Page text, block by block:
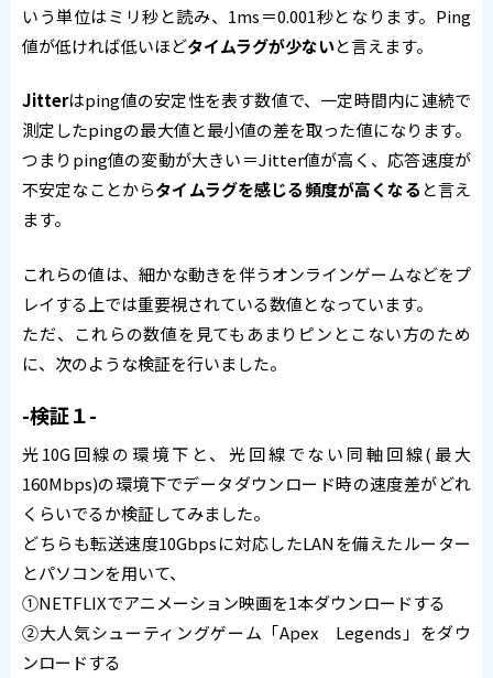
いう単位はミリ秒と読み、1ms＝0.001秒となります。Ping
値が低ければ低いほどタイムラグが少ないと言えます。
Jitterはping値の安定性を表す数値で、一定時間内に連続で
測定したpingの最大値と最小値の差を取った値になります。
つまりping値の変動が大きい＝Jitter値が高く、応答速度が
不安定なことからタイムラグを感じる頻度が高くなる と言え
ます。
これらの値は、細かな動きを伴うオンラインゲームなどをプ
レイする上では重要視されている数値となっています。
ただ、これらの数値を見てもあまりピンとこない方のため
に、次のような検証を行いました。
-検証１-
光10G回線の環境下と、光回線でない同軸回線(最大
160Mbps)の環境下でデータダウンロード時の速度差がどれ
くらいでるか検証してみました。
どちらも転送速度10Gbpsに対応したLANを備えたルーター
とパソコンを用いて、
①NETFLIXでアニメーション映画を1本ダウンロードする
②大人気シューティングゲーム「Apex Legends」をダウ
ンロードする